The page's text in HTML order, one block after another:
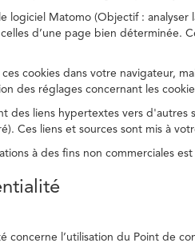
logiciel Matomo (Objectif :
d’une page bien déterminée.
cookies dans votre navigateur,
des réglages concernant les
des liens hypertextes vers d'autres
Ces liens et sources sont mis à
à des fins non commerciales
l’utilisation du Point de